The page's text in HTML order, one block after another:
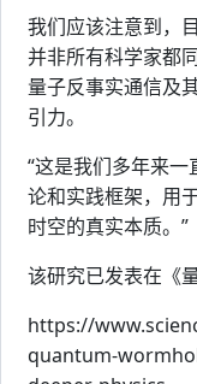
我们应该注意到，
并非所有科学家都
量子反事实通信及
引力。
“这是我们多年来
论和实践框架，用
时空的真实本质。”
该研究已发表在《
https://
quantum-